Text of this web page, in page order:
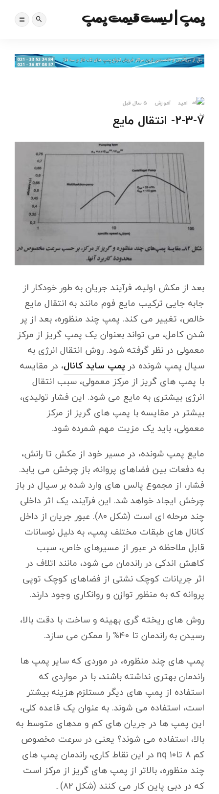
پمپ | لیست قیمت پمپ
امید آموزش 5 سال قبل
۲-۳-۷- انتقال مایع
بعد از مکش اولیه، فرآیند جریان به طور خودکار از
جابه جایی ترکیب مایع فوم مانند به انتقال مایع
خالص، تغییر می کند. پمپ چند منظوره، بعد از پر
شدن کامل، می تواند بعنوان یک پمپ گریز از مرکز
معمولی در نظر گرفته شود. روش انتقال انرژی به
سیال پمپ شونده در پمپ ساید کانال، در مقایسه
با پمپ های گریز از مرکز معمولی، سبب انتقال
انرژی بیشتری به مایع می شود. این فشار تولیدی،
بیشتر در مقایسه با پمپ های گریز از مرکز
معمولی، باید یک مزیت مهم شمرده شود.
مایع پمپ شونده، در مسیر خود از مکش تا رانش،
به دفعات بین فضاهای پروانه، باز چرخش می یابد.
فشار، از مجموع پالس های وارد شده بر سیال در باز
چرخش ایجاد خواهد شد. این فرآیند، یک اثر داخلی
چند مرحله ای است (شکل ۸۰). عبور جریان از داخل
کانال های طبقات مختلف پمپ، به دلیل نوسانات
قابل ملاحظه در عبور از مسیرهای خاص، سبب
کاهش اندکی در راندمان می شود، مانند اتلاف در
اثر جریانات کوچک نشتی از فضاهای کوچک توپی
پروانه که به منظور توازن و روانکاری وجود دارند.
روش های ریخته گری بهینه و ساخت با دقت بالا،
رسیدن به راندمان تا ۴۰% را ممکن می سازد.
پمپ های چند منظوره، در موردی که سایر پمپ ها
راندمان بهتری نداشته باشند، با در مواردی که
استفاده از پمپ های دیگر مستلزم هزینه بیشتر
است، استفاده می شوند. به عنوان یک قاعده کلی،
این پمپ ها در جریان های کم و مدهای متوسط به
بالا، استفاده می شوند؟ یعنی در سرعت مخصوص
کم ۸ تاnq ۱۰ در این نقاط کاری، راندمان پمپ های
چند منظوره، بالاتر از پمپ های گریز از مرکز است
که در دبی پاین کار می کنند (شکل ۸۲)۔